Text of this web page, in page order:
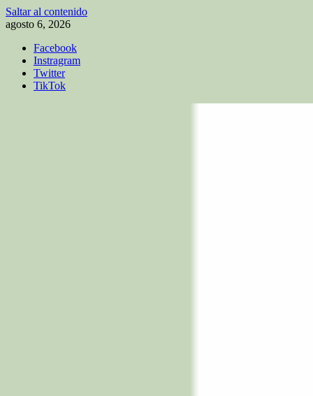
Saltar al contenido
agosto 6, 2026
Facebook
Instragram
Twitter
TikTok